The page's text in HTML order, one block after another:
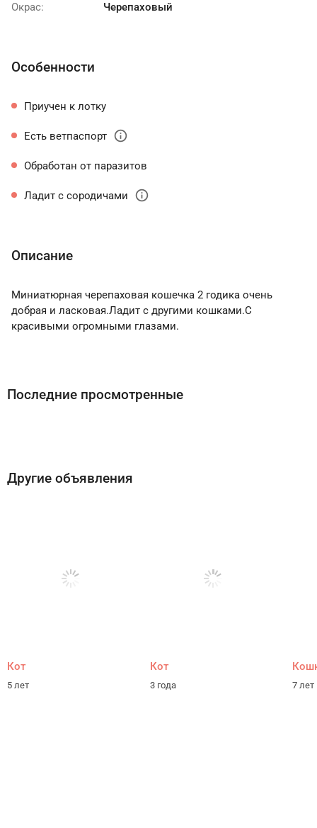
Окрас: Черепаховый
Особенности
Приучен к лотку
Есть ветпаспорт info
Обработан от паразитов
Ладит с сородичами info
Описание
Миниатюрная черепаховая кошечка 2 годика очень
добрая и ласковая.Ладит с другими кошками.С
красивыми огромными глазами.
Последние просмотренные
Другие объявления
Кот
5 лет
Кот
3 года 7 лет